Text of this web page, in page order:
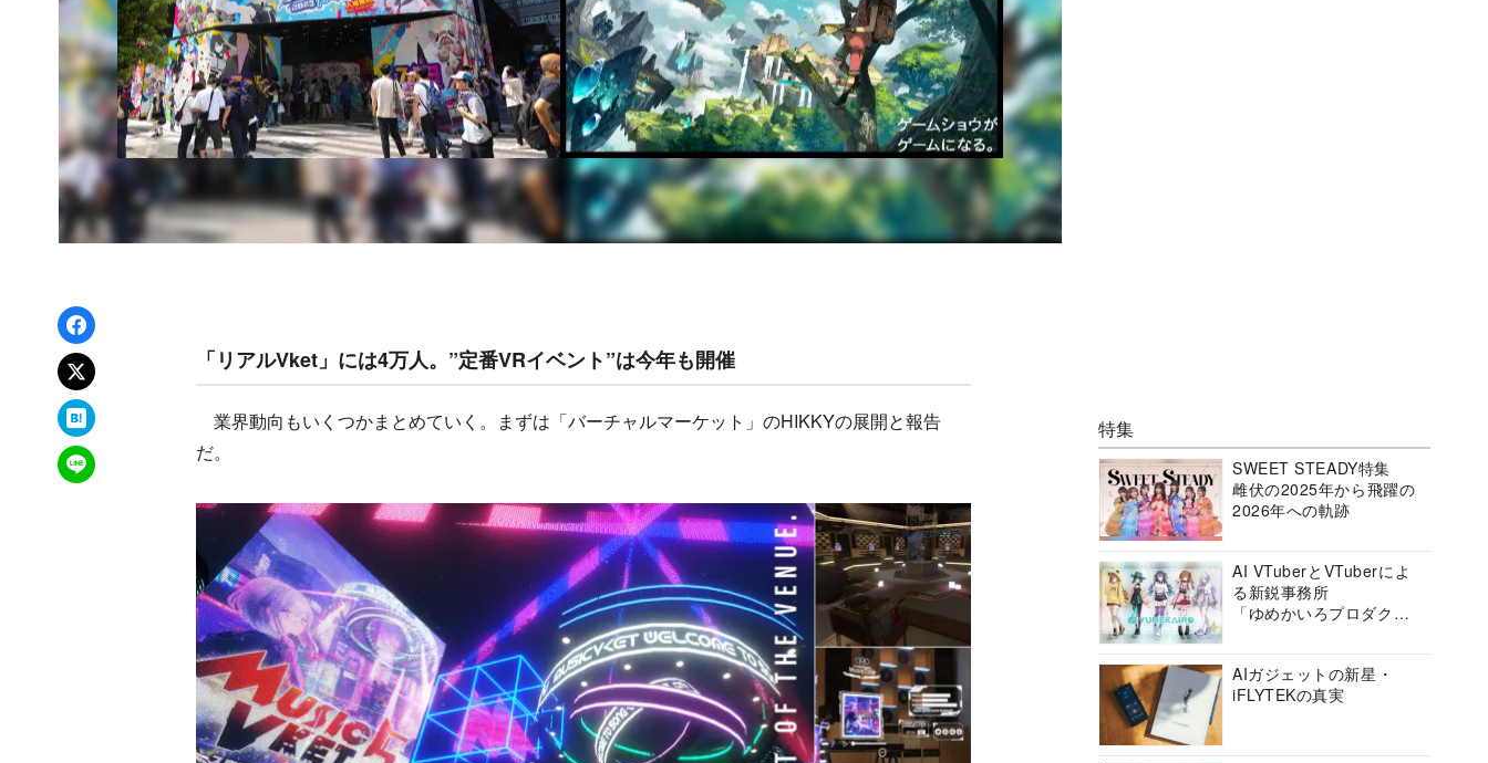
Facebookでシェア
xでポスト
はてなブックマーク
LINEで送る
「リアルVket」には4万人。”定番VRイベント”は今年も開催
業界動向もいくつかまとめていく。まずは「バーチャルマーケット」のHIKKYの展開と報告
だ。
特集
SWEET STEADY特集
雌伏の2025年から飛躍の
2026年への軌跡
AI VTuberとVTuberによ
る新鋭事務所
「ゆめかいろプロダクシ
AIガジェットの新星・
iFLYTEKの真実